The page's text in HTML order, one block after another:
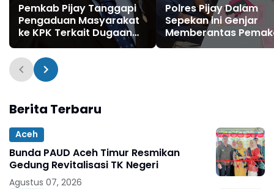
Pemkab Pijay Tanggapi
Pengaduan Masyarakat
ke KPK Terkait Dugaan
Pemotongan Fee Proyek
15 Persen
Polres Pijay Dalam
Sepekan ini Genjar
Memberantas
Penyalahgunaan
Berita Terbaru
Aceh
Bunda PAUD Aceh Timur Resmikan
Gedung Revitalisasi TK Negeri
Agustus 07, 2026